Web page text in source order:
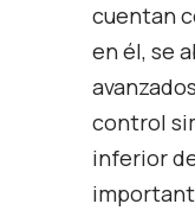
cuentan
en él, se
control
inferior